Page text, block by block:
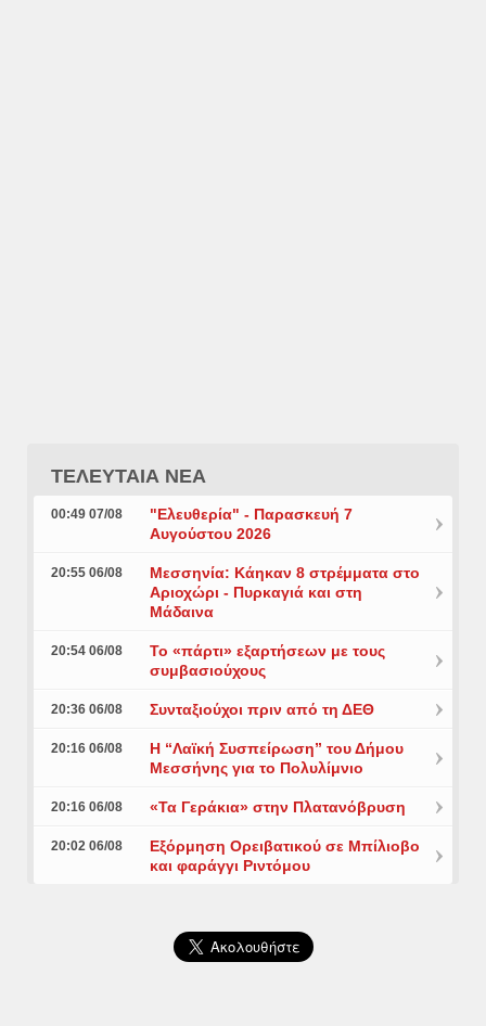
ΤΕΛΕΥΤΑΙΑ ΝΕΑ
00:49 07/08
"Ελευθερία" - Παρασκευή 7
Αυγούστου 2026
20:55 06/08
Μεσσηνία: Κάηκαν 8 στρέμματα στο
Αριοχώρι - Πυρκαγιά και στη
Μάδαινα
20:54 06/08
Το «πάρτι» εξαρτήσεων με τους
συμβασιούχους
20:36 06/08 Συνταξιούχοι πριν από τη ΔΕΘ
20:16 06/08
Η “Λαϊκή Συσπείρωση” του Δήμου
Μεσσήνης για το Πολυλίμνιο
20:16 06/08 «Τα Γεράκια» στην Πλατανόβρυση
20:02 06/08
Εξόρμηση Ορειβατικού σε Μπίλιοβο
και φαράγγι Ριντόμου